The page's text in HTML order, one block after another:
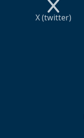
X (twitter)